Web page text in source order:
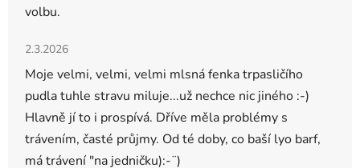
volbu.
Hodnocení obchodu je 5 z 5 hvězdiček.
2.3.2026
Moje velmi, velmi, velmi mlsná fenka trpasličího
pudla tuhle stravu miluje...už nechce nic jiného :-)
Hlavně jí to i prospívá. Dříve měla problémy s
trávením, časté průjmy. Od té doby, co baší lyo barf,
má trávení "na jedničku):-¨)